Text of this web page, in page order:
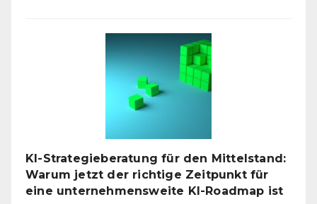
Wie
digitale
Assistenten
Level
heben
KI-Strategieberatung für den Mittelstand:
Warum jetzt der richtige Zeitpunkt für
eine unternehmensweite KI-Roadmap ist